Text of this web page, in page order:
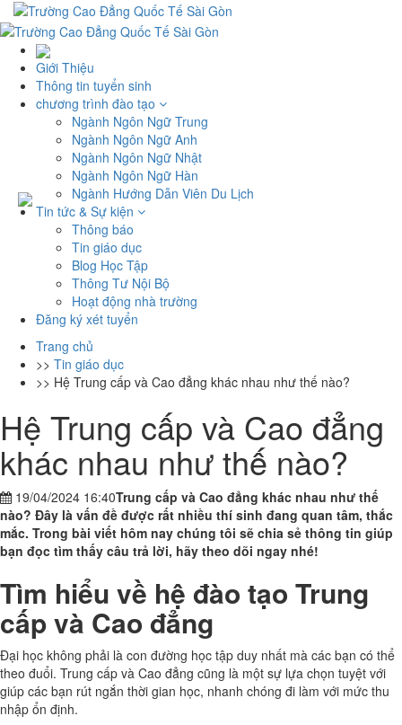
Giới Thiệu
Thông tin tuyển sinh
chương trình đào tạo
Ngành Ngôn Ngữ Trung
Ngành Ngôn Ngữ Anh
Ngành Ngôn Ngữ Nhật
Ngành Ngôn Ngữ Hàn
Ngành Hướng Dẫn Viên Du Lịch
Tin tức & Sự kiện
Thông báo
Tin giáo dục
Blog Học Tập
Thông Tư Nội Bộ
Hoạt động nhà trường
Đăng ký xét tuyển
Trang chủ
>> Tin giáo dục
>> Hệ Trung cấp và Cao đẳng khác nhau như thế nào?
Hệ Trung cấp và Cao đẳng
khác nhau như thế nào?
19/04/2024 16:40Trung cấp và Cao đẳng khác nhau như thế
nào? Đây là vấn đề được rất nhiều thí sinh đang quan tâm, thắc
mắc. Trong bài viết hôm nay chúng tôi sẽ chia sẻ thông tin giúp
bạn đọc tìm thấy câu trả lời, hãy theo dõi ngay nhé!
Tìm hiểu về hệ đào tạo Trung
cấp và Cao đẳng
Đại học không phải là con đường học tập duy nhất mà các bạn có thể
theo đuổi. Trung cấp và Cao đẳng cũng là một sự lựa chọn tuyệt với
giúp các bạn rút ngắn thời gian học, nhanh chóng đi làm với mức thu
nhập ổn định.